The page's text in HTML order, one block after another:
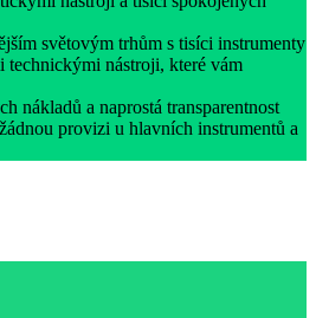
světovým trhům s tisíci instrumenty
technickými nástroji, které vám
nákladů a naprostá transparentnost
provizi u hlavních instrumentů a